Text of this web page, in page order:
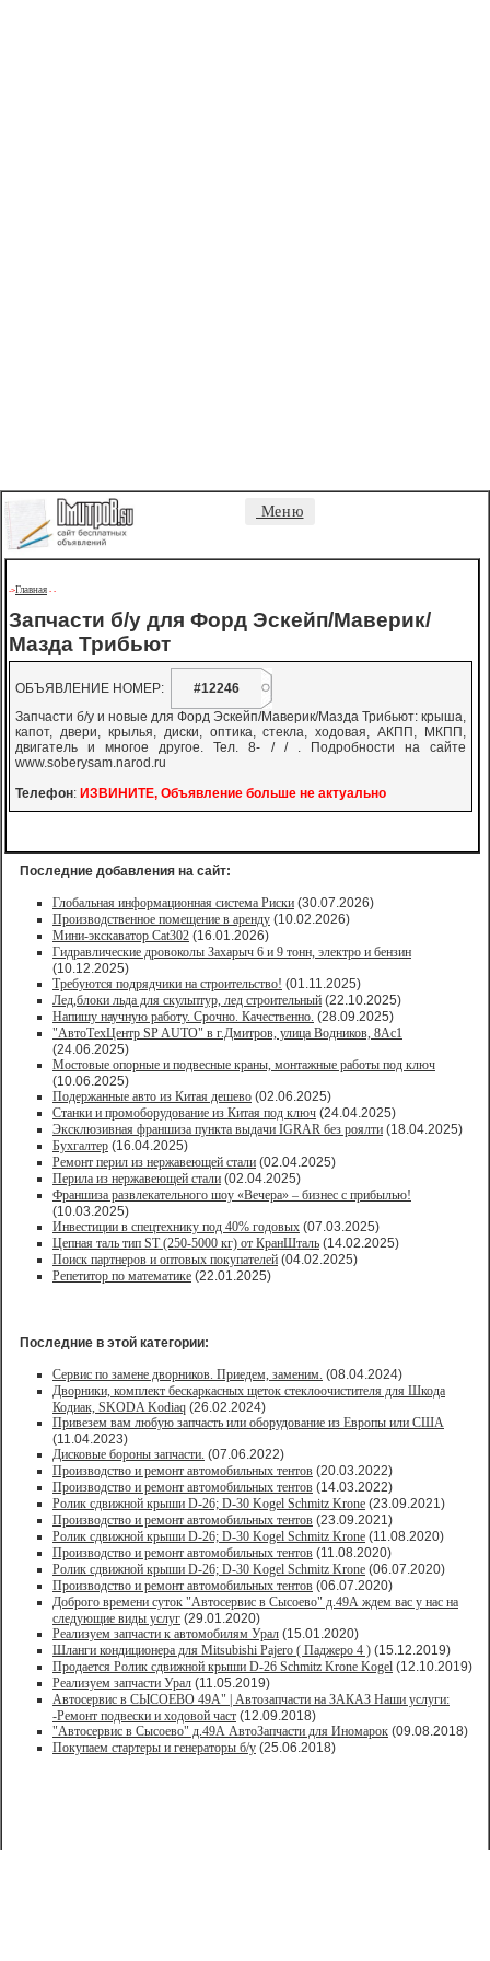
Меню
->Главная - -
Запчасти б/у для Форд Эскейп/Маверик/
Мазда Трибьют
ОБЪЯВЛЕНИЕ НОМЕР:
#12246
Запчасти б/у и новые для Форд Эскейп/Маверик/Мазда Трибьют: крыша,
капот, двери, крылья, диски, оптика, стекла, ходовая, АКПП, МКПП,
двигатель и многое другое. Тел. 8- / / . Подробности на сайте
www.soberysam.narod.ru
Телефон: ИЗВИНИТЕ, Объявление больше не актуально
Последние добавления на сайт:
Глобальная информационная система Риски (30.07.2026)
Производственное помещение в аренду (10.02.2026)
Мини-экскаватор Cat302 (16.01.2026)
Гидравлические дровоколы Захарыч 6 и 9 тонн, электро и бензин
(10.12.2025)
Требуются подрядчики на строительство! (01.11.2025)
Лед,блоки льда для скульптур, лед строительный (22.10.2025)
Напишу научную работу. Срочно. Качественно. (28.09.2025)
"АвтоТехЦентр SP AUTO" в г.Дмитров, улица Водников, 8Ас1
(24.06.2025)
Мостовые опорные и подвесные краны, монтажные работы под ключ
(10.06.2025)
Подержанные авто из Китая дешево (02.06.2025)
Станки и промоборудование из Китая под ключ (24.04.2025)
Эксклюзивная франшиза пункта выдачи IGRAR без роялти (18.04.2025)
Бухгалтер (16.04.2025)
Ремонт перил из нержавеющей стали (02.04.2025)
Перила из нержавеющей стали (02.04.2025)
Франшиза развлекательного шоу «Вечера» – бизнес с прибылью!
(10.03.2025)
Инвестиции в спецтехнику под 40% годовых (07.03.2025)
Цепная таль тип ST (250-5000 кг) от КранШталь (14.02.2025)
Поиск партнеров и оптовых покупателей (04.02.2025)
Репетитор по математике (22.01.2025)
Последние в этой категории:
Сервис по замене дворников. Приедем, заменим. (08.04.2024)
Дворники, комплект бескаркасных щеток стеклоочистителя для Шкода
Кодиак, SKODA Kodiaq (26.02.2024)
Привезем вам любую запчасть или оборудование из Европы или США
(11.04.2023)
Дисковые бороны запчасти. (07.06.2022)
Производство и ремонт автомобильных тентов (20.03.2022)
Производство и ремонт автомобильных тентов (14.03.2022)
Ролик сдвижной крыши D-26; D-30 Kogel Schmitz Krone (23.09.2021)
Производство и ремонт автомобильных тентов (23.09.2021)
Ролик сдвижной крыши D-26; D-30 Kogel Schmitz Krone (11.08.2020)
Производство и ремонт автомобильных тентов (11.08.2020)
Ролик сдвижной крыши D-26; D-30 Kogel Schmitz Krone (06.07.2020)
Производство и ремонт автомобильных тентов (06.07.2020)
Доброго времени суток "Автосервис в Сысоево" д.49А ждем вас у нас на
следующие виды услуг (29.01.2020)
Реализуем запчасти к автомобилям Урал (15.01.2020)
Шланги кондиционера для Mitsubishi Pajero ( Паджеро 4 ) (15.12.2019)
Продается Ролик сдвижной крыши D-26 Schmitz Krone Kogel (12.10.2019)
Реализуем запчасти Урал (11.05.2019)
Автосервис в СЫСОЕВО 49А" | Автозапчасти на ЗАКАЗ Наши услуги:
-Ремонт подвески и ходовой част (12.09.2018)
"Автосервис в Сысоево" д.49А АвтоЗапчасти для Иномарок (09.08.2018)
Покупаем стартеры и генераторы б/у (25.06.2018)